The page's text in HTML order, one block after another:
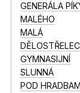
GENERÁLA
MALÉHO
MALÁ
GYMNASIJNÍ
SLUNNÁ
POD